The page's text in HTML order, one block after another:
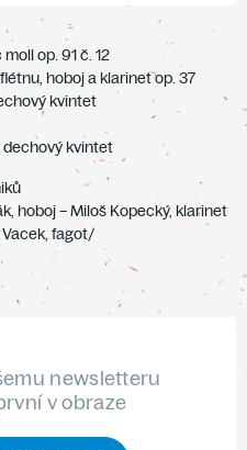
op. 91 č. 12
hoboj a klarinet op. 37
kvintet
dechový kvintet
hoboj – Miloš Kopecký, klarinet
Vacek, fagot/
newsletteru
v obraze